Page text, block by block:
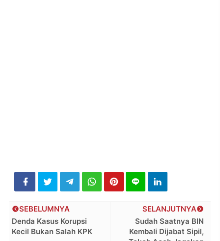
SELANJUTNYA
Sudah Saatnya BIN
Kembali Dijabat Sipil,
SEBELUMNYA
Denda Kasus Korupsi
Kecil Bukan Salah KPK